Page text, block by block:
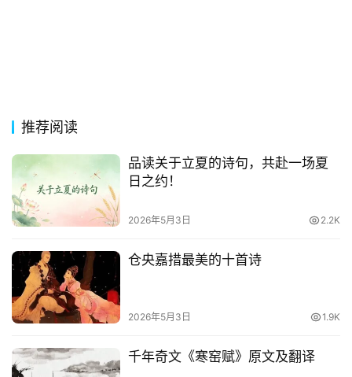
常
贺
词
网
络
热
词
影
台
推荐阅读
品读关于立夏的诗句，共赴一场夏
日之约！
2026年5月3日 2.2K
仓央嘉措最美的十首诗
2026年5月3日 1.9K
千年奇文《寒窑赋》原文及翻译